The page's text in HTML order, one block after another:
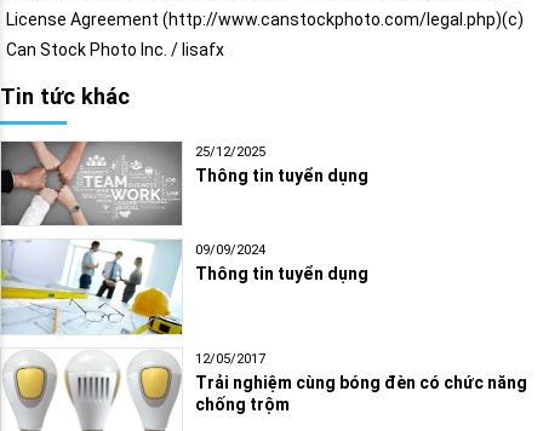
License Agreement (http://www.canstockphoto.com/legal.php)(c)
Can Stock Photo Inc. / lisafx
Tin tức khác
25/12/2025
Thông tin tuyển dụng
09/09/2024
Thông tin tuyển dụng
12/05/2017
Trải nghiệm cùng bóng đèn có chức năng
chống trộm